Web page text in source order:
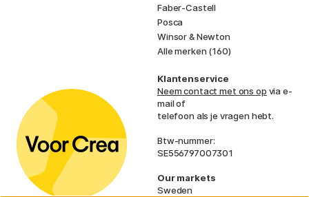
Faber-Castell
Posca
Winsor & Newton
Alle merken (160)
Klantenservice
Neem contact met ons op via e-
mail of
telefoon als je vragen hebt.
Btw-nummer:
SE556797007301
Our markets
Sweden